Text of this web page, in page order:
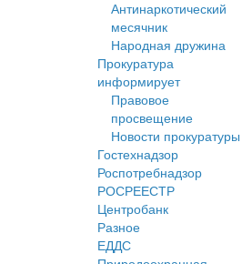
Антинаркотический
месячник
Народная дружина
Прокуратура
информирует
Правовое
просвещение
Новости прокуратуры
Гостехнадзор
Роспотребнадзор
РОСРЕЕСТР
Центробанк
Разное
ЕДДС